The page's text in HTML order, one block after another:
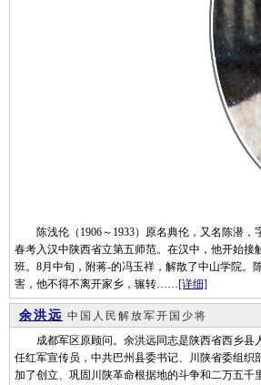
陈浅伦（1906～1933）原名典伦，又名陈潜，
春考入汉中陕西省立第五师范。在汉中，他开始
班。8月中旬，附蒋-的冯玉祥，解散了中山学院。
害，他不得不离开家乡，辗转……[详细]
余洪远 中国人民解放军开国少将
成都军区原顾问。余洪远同志是陕西省西乡县
任红军宣传员，中共巴州县委书记、川陕省委组
加了创立、巩固川陕革命根据地的斗争和二万五